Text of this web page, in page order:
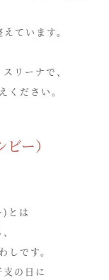
ています。
リーナで、
ください。
ー）
)とは
しです。
の日に